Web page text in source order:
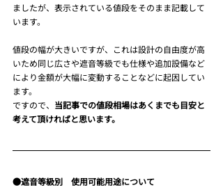
ましたが、表示されている値段をそのまま記載して
います。
値段の幅が大きいですが、これは設計の自由度が高
いため同じ広さや遮音等級でも仕様や追加設備など
により金額が大幅に変動することなどに起因してい
ます。
ですので、 当記事での値段相場はあくまでも目安と
考えて頂ければと思います。
●遮音等級別　使用可能用途について